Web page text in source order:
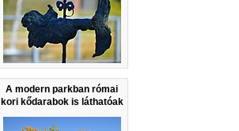
A modern parkban római
kori kődarabok is láthatóak